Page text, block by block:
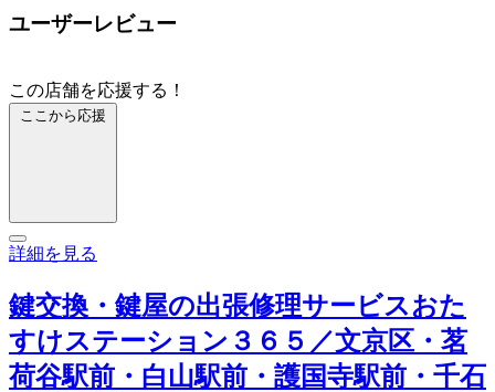
ユーザーレビュー
この店舗を応援する！
ここから応援
詳細を見る
鍵交換・鍵屋の出張修理サービスおた
すけステーション３６５／文京区・茗
荷谷駅前・白山駅前・護国寺駅前・千石